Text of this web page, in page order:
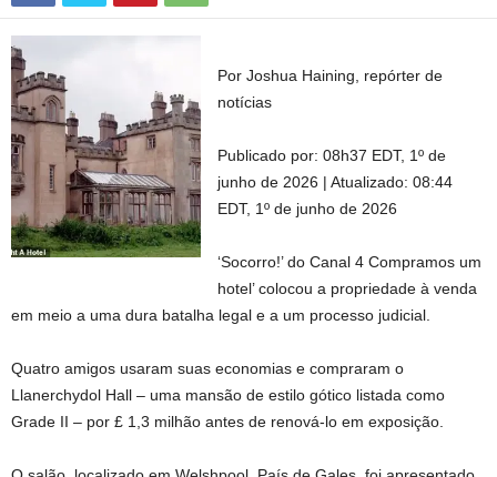
Por Joshua Haining, repórter de
notícias
Publicado por: 08h37 EDT, 1º de
junho de 2026 |Atualizado: 08:44
EDT, 1º de junho de 2026
‘Socorro!’ do Canal 4 Compramos um
hotel’ colocou a propriedade à venda
em meio a uma dura batalha legal e a um processo judicial.
Quatro amigos usaram suas economias e compraram o
Llanerchydol Hall – uma mansão de estilo gótico listada como
Grade II – por £ 1,3 milhão antes de renová-lo em exposição.